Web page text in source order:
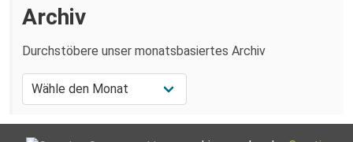
Archiv
Durchstöbere unser monatsbasiertes Archiv